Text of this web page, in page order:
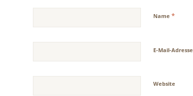
Name *
E-Mail-Adresse
Website